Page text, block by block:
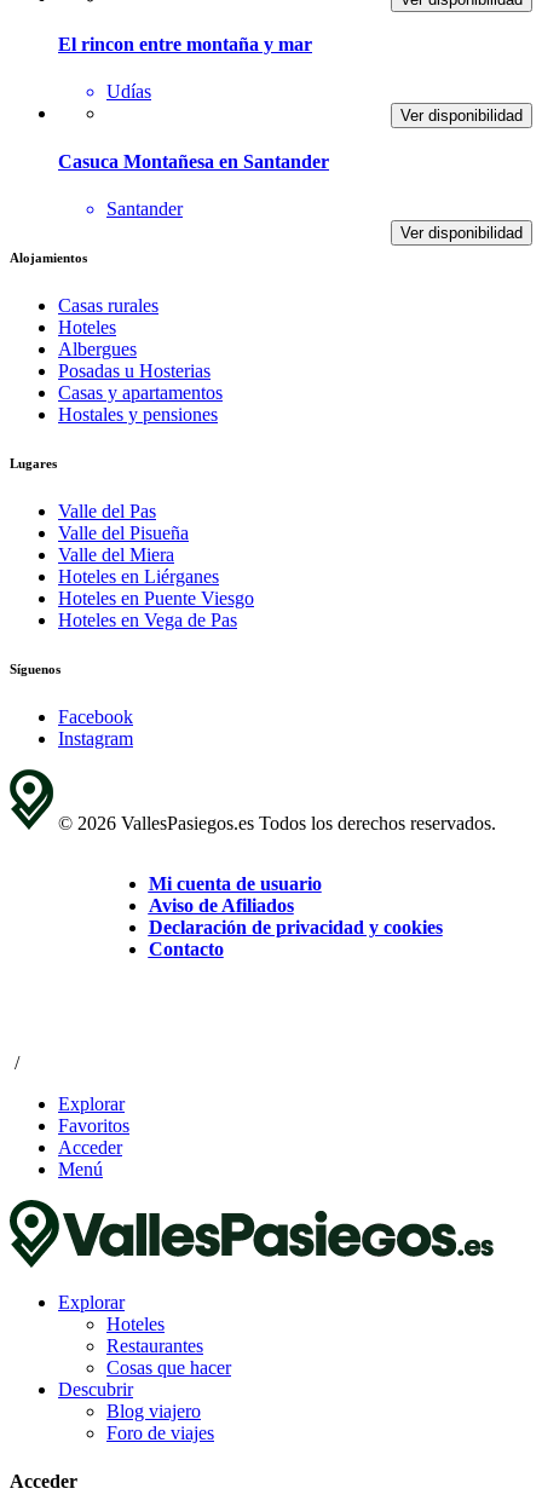
El rincon entre montaña y mar
Udías
Ver disponibilidad
Casuca Montañesa en Santander
Santander
Ver disponibilidad
Alojamientos
Casas rurales
Hoteles
Albergues
Posadas u Hosterias
Casas y apartamentos
Hostales y pensiones
Lugares
Valle del Pas
Valle del Pisueña
Valle del Miera
Hoteles en Liérganes
Hoteles en Puente Viesgo
Hoteles en Vega de Pas
Síguenos
Facebook
Instagram
© 2026 VallesPasiegos.es Todos los derechos reservados.
Mi cuenta de usuario
Aviso de Afiliados
Declaración de privacidad y cookies
Contacto
/
Explorar
Favoritos
Acceder
Menú
Explorar
Hoteles
Restaurantes
Cosas que hacer
Descubrir
Blog viajero
Foro de viajes
Acceder